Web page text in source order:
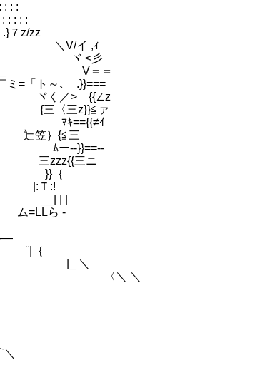
: :
: : :
７z/zz
,ｨ
<彡
＝＝
､ .}}===
> {{∠z
z}}≦ァ
ｲ
{≦三
}}==--
三ニ
}}｛
|:Ｔ:!
| |
ら -
-―
｛
＼